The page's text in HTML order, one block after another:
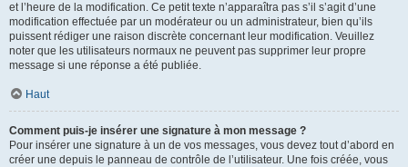
et l’heure de la modification. Ce petit texte n’apparaîtra pas s’il s’agit d’une
modification effectuée par un modérateur ou un administrateur, bien qu’ils
puissent rédiger une raison discrète concernant leur modification. Veuillez
noter que les utilisateurs normaux ne peuvent pas supprimer leur propre
message si une réponse a été publiée.
Haut
Comment puis-je insérer une signature à mon message ?
Pour insérer une signature à un de vos messages, vous devez tout d’abord en
créer une depuis le panneau de contrôle de l’utilisateur. Une fois créée, vous